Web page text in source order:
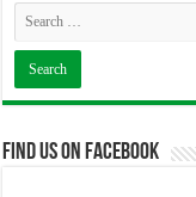
Find us on Facebook